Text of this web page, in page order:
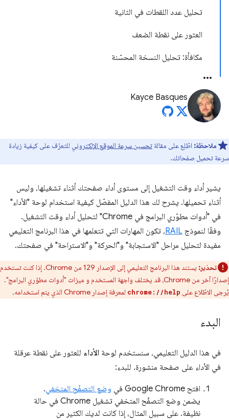
تحليل عدد اللقطات في الثانية
العثور على نقطة الضعف
مكافأة: تحليل النسخة المحسّنة
Kayce Basques
ملاحظة: اطّلِع على مقالة تحسين سرعة الموقع الإلكتروني للتعرّف على كيفية زيادة
سرعة تحميل صفحاتك.
يشير أداء وقت التشغيل إلى مستوى أداء صفحتك أثناء تشغيلها، وليس
أثناء تحميلها. يشرح لك هذا الدليل المفصّل كيفية استخدام لوحة "الأداء"
في "أدوات مطوّري البرامج في Chrome" لتحليل أداء وقت التشغيل.
وفقًا لنموذج RAIL، تكون المهارات التي تتعلمها في هذا البرنامج التعليمي
مفيدة لتحليل مراحل "الاستجابة" و"الحركة" و"الاستراحة" في صفحتك.
تحذير:
يستند هذا البرنامج التعليمي إلى الإصدار 129 من Chrome. إذا كنت تستخدم
إصدارًا آخر من Chrome، قد يختلف واجهة المستخدم و ميزات "أدوات مطوّري البرامج".
يُرجى الاطّلاع على chrome://help لمعرفة إصدار Chrome الذي يتم استخدامه.
البدء
في هذا الدليل التعليمي، سنستخدم لوحة الأداء للعثور على نقطة عرقلة
في الأداء على صفحة منشورة. للبدء:
افتح Google Chrome في وضع التصفّح المتخفي.
يضمن وضع التصفّح المتخفي تشغيل Chrome في حالة
نظيفة. على سبيل المثال، إذا كانت لديك الكثير من